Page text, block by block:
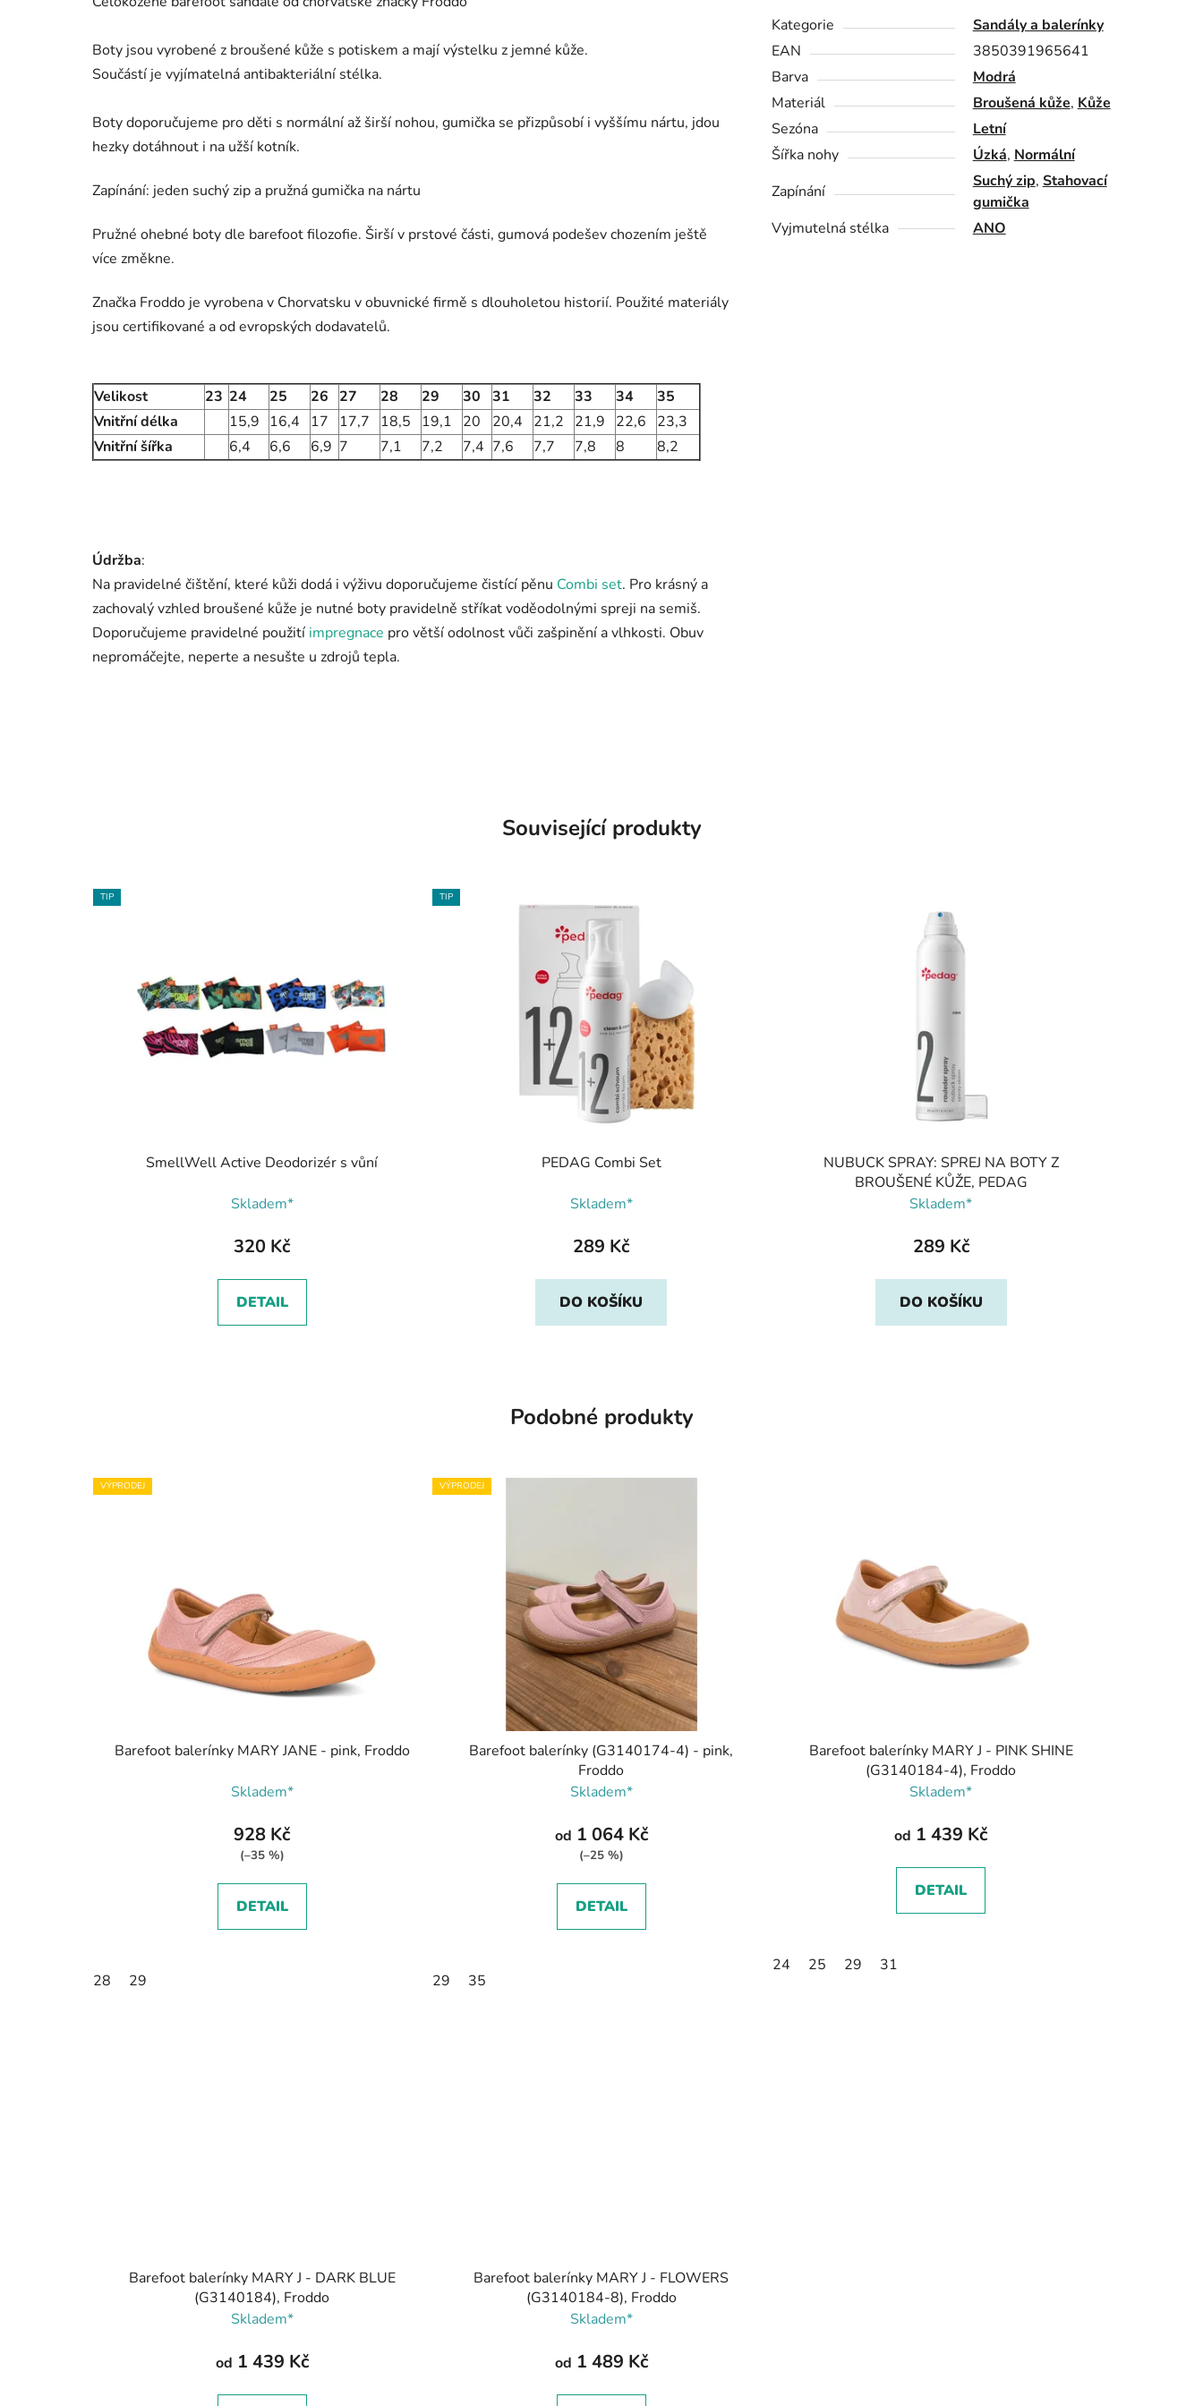
Boty jsou vyrobené z broušené kůže s potiskem a mají výstelku z jemné kůže.
Součástí je vyjímatelná antibakteriální stélka.
Boty doporučujeme pro děti s normální až širší nohou, gumička se přizpůsobí i vyššímu nártu, jdou
hezky dotáhnout i na užší kotník.
Zapínání: jeden suchý zip a pružná gumička na nártu
Pružné ohebné boty dle barefoot filozofie. Širší v prstové části, gumová podešev chozením ještě
více změkne.
Značka Froddo je vyrobena v Chorvatsku v obuvnické firmě s dlouholetou historií. Použité materiály
jsou certifikované a od evropských dodavatelů.
Velikost 23 24 25 26 27 28 29 30 31 32 33 34
35
Vnitřní délka
15,9 16,4 17 17,7 18,5 19,1 20 20,4 21,2 21,9 22,6
23,3
Vnitřní šířka
6,4 6,6 6,9 7 7,1 7,2 7,4 7,6 7,7 7,8 8 8,2
Údržba:
Na pravidelné čištění, které kůži dodá i výživu doporučujeme čistící pěnu Combi set. Pro krásný a
zachovalý vzhled broušené kůže je nutné boty pravidelně stříkat voděodolnými spreji na semiš.
Doporučujeme pravidelné použití impregnace pro větší odolnost vůči zašpinění a vlhkosti. Obuv
nepromáčejte, neperte a nesušte u zdrojů tepla.
Kategorie
Sandály a balerínky
EAN
3850391965641
Barva
Modrá
Materiál
Broušená kůže, Kůže
Sezóna
Letní
Šířka nohy
Úzká, Normální
Zapínání
Suchý zip, Stahovací
gumička
Vyjmutelná stélka
ANO
Související produkty
TIP
SmellWell Active Deodorizér s vůní
Skladem*
320 Kč
DETAIL
TIP
PEDAG Combi Set
Skladem*
289 Kč
DO KOŠÍKU
NUBUCK SPRAY: SPREJ NA BOTY Z
BROUŠENÉ KŮŽE, PEDAG
Skladem*
289 Kč
DO KOŠÍKU
Podobné produkty
VÝPRODEJ
Barefoot balerínky MARY JANE - pink, Froddo
Skladem*
928 Kč
(–35 %)
DETAIL
28 29
VÝPRODEJ
Barefoot balerínky (G3140174-4) - pink,
Froddo
Skladem*
od 1 064 Kč
(–25 %)
DETAIL
29 35
Barefoot balerínky MARY J - PINK SHINE
(G3140184-4), Froddo
Skladem*
od 1 439 Kč
DETAIL
24 25 29 31
Barefoot balerínky MARY J - DARK BLUE
(G3140184), Froddo
Skladem*
od 1 439 Kč
Barefoot balerínky MARY J - FLOWERS
(G3140184-8), Froddo
Skladem*
od 1 489 Kč